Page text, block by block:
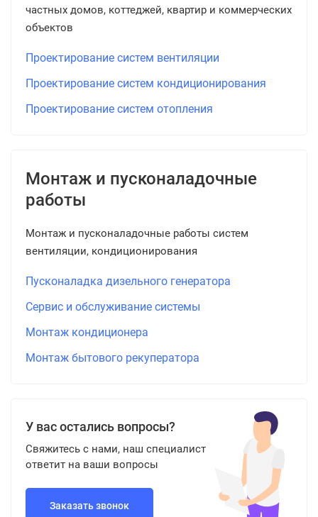
частных домов, коттеджей, квартир и коммерческих
объектов
Проектирование систем вентиляции
Проектирование систем кондиционирования
Проектирование систем отопления
Монтаж и пусконаладочные
работы
Монтаж и пусконаладочные работы систем
вентиляции, кондиционирования
Пусконаладка дизельного генератора
Сервис и обслуживание системы
Монтаж кондиционера
Монтаж бытового рекуператора
У вас остались вопросы?
Свяжитесь с нами, наш специалист
ответит на ваши вопросы
Заказать звонок